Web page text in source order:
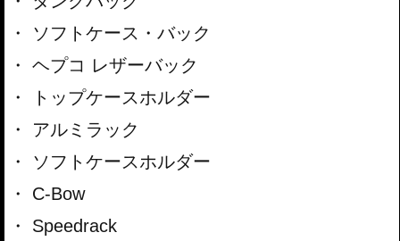
ソフトケース・バック
ヘプコ レザーバック
トップケースホルダー
アルミラック
ソフトケースホルダー
C-Bow
Speedrack